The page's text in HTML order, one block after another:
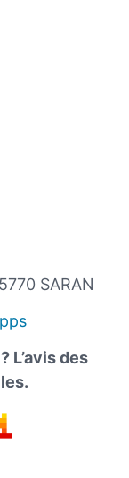
SARAN
L’avis des